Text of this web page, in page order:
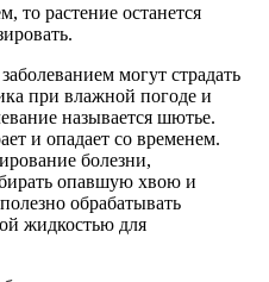
то растение останется
могут страдать
при влажной погоде и
называется шютье.
и опадает со временем.
болезни,
опавшую хвою и
обрабатывать
жидкостью для